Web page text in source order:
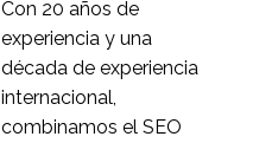
Con 20 años de
experiencia y una
década de experiencia
internacional,
combinamos el SEO